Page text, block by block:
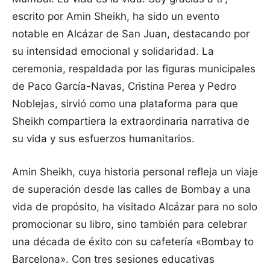
escrito por Amin Sheikh, ha sido un evento
notable en Alcázar de San Juan, destacando por
su intensidad emocional y solidaridad. La
ceremonia, respaldada por las figuras municipales
de Paco García-Navas, Cristina Perea y Pedro
Noblejas, sirvió como una plataforma para que
Sheikh compartiera la extraordinaria narrativa de
su vida y sus esfuerzos humanitarios.
Amin Sheikh, cuya historia personal refleja un viaje
de superación desde las calles de Bombay a una
vida de propósito, ha visitado Alcázar para no solo
promocionar su libro, sino también para celebrar
una década de éxito con su cafetería «Bombay to
Barcelona». Con tres sesiones educativas